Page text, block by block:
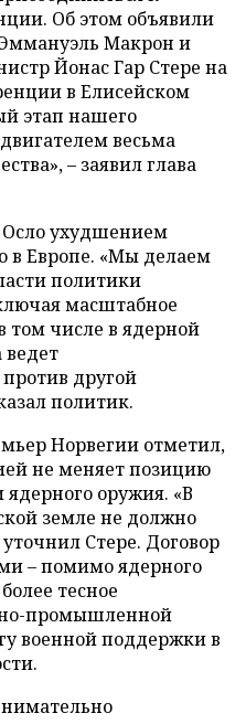
Об этом объявили
Макрон и
Йонас Гар Стере на
в Елисейском
этап нашего
весьма
– заявил глава
ухудшением
в Европе. «Мы делаем
политики
масштабное
том числе в ядерной
ведет
другой
политик.
Норвегии отметил,
не меняет позицию
оружия. «В
земле не должно
Стере. Договор
– помимо ядерного
тесное
промышленной
военной поддержки в